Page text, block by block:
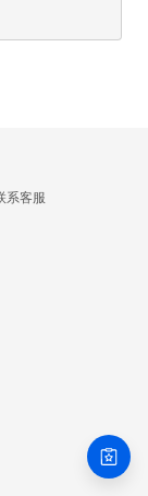
系客服